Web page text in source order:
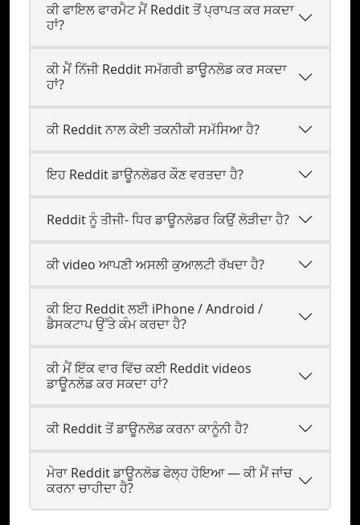
ਕੀ ਫਾਇਲ ਫਾਰਮੈਟ ਮੈਂ Reddit ਤੋਂ ਪ੍ਰਾਪਤ ਕਰ ਸਕਦਾ
ਹਾਂ?
ਕੀ ਮੈਂ ਨਿੱਜੀ Reddit ਸਮੱਗਰੀ ਡਾਊਨਲੋਡ ਕਰ ਸਕਦਾ
ਹਾਂ?
ਕੀ Reddit ਨਾਲ ਕੋਈ ਤਕਨੀਕੀ ਸਮੱਸਿਆ ਹੈ?
ਇਹ Reddit ਡਾਊਨਲੋਡਰ ਕੌਣ ਵਰਤਦਾ ਹੈ?
Reddit ਨੂੰ ਤੀਜੀ- ਧਿਰ ਡਾਊਨਲੋਡਰ ਕਿਉਂ ਲੋੜੀਦਾ ਹੈ?
ਕੀ video ਆਪਣੀ ਅਸਲੀ ਕੁਆਲਟੀ ਰੱਖਦਾ ਹੈ?
ਕੀ ਇਹ Reddit ਲਈ iPhone / Android /
ਡੈਸਕਟਾਪ ਉੱਤੇ ਕੰਮ ਕਰਦਾ ਹੈ?
ਕੀ ਮੈਂ ਇੱਕ ਵਾਰ ਵਿੱਚ ਕਈ Reddit videos
ਡਾਊਨਲੋਡ ਕਰ ਸਕਦਾ ਹਾਂ?
ਕੀ Reddit ਤੋਂ ਡਾਊਨਲੋਡ ਕਰਨਾ ਕਾਨੂੰਨੀ ਹੈ?
ਮੇਰਾ Reddit ਡਾਊਨਲੋਡ ਫੇਲ੍ਹ ਹੋਇਆ — ਕੀ ਮੈਂ ਜਾਂਚ
ਕਰਨਾ ਚਾਹੀਦਾ ਹੈ?